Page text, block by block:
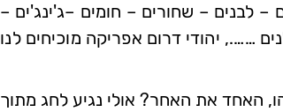
לבנים – שחורים – חומים –ג'ינג'ים –
……., יהודי דרום אפריקה מוכיחים לנו
האחד את האחר? אולי נגיע לחג מתוך